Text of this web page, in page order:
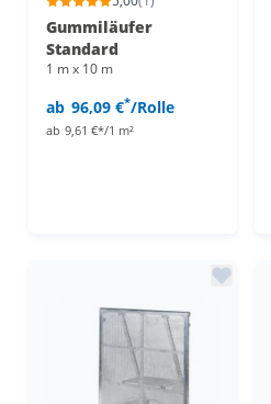
Gummiläufer
Standard
1 m x 10 m
ab 96,09 €*/Rolle
ab 9,61 €*/1 m²